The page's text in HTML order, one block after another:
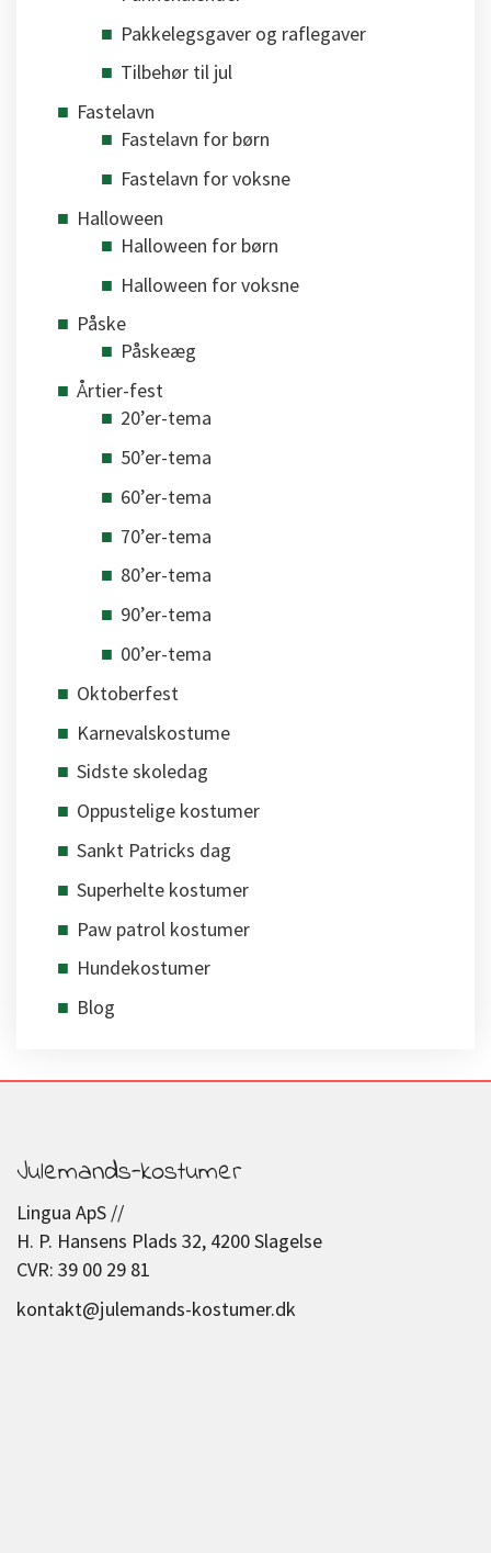
Pakkelegsgaver og raflegaver
Tilbehør til jul
Fastelavn
Fastelavn for børn
Fastelavn for voksne
Halloween
Halloween for børn
Halloween for voksne
Påske
Påskeæg
Årtier-fest
20’er-tema
50’er-tema
60’er-tema
70’er-tema
80’er-tema
90’er-tema
00’er-tema
Oktoberfest
Karnevalskostume
Sidste skoledag
Oppustelige kostumer
Sankt Patricks dag
Superhelte kostumer
Paw patrol kostumer
Hundekostumer
Blog
Julemands-kostumer
Lingua ApS //
H. P. Hansens Plads 32, 4200 Slagelse
CVR: 39 00 29 81
kontakt@julemands-kostumer.dk